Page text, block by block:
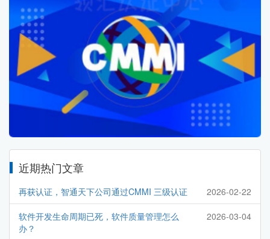
近期热门文章
再获认证，智通天下公司通过CMMI 三级认证 2026-02-22
软件开发生命周期已死，软件质量管理怎么
办？
2026-03-04